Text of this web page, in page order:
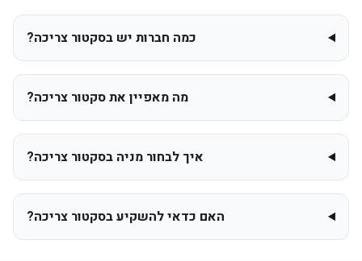
כמה חברות יש בסקטור צריכה?
מה מאפיין את סקטור צריכה?
איך לבחור מניה בסקטור צריכה?
האם כדאי להשקיע בסקטור צריכה?